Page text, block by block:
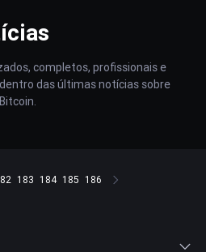
completos, profissionais e
das últimas notícias sobre
183 184 185 186